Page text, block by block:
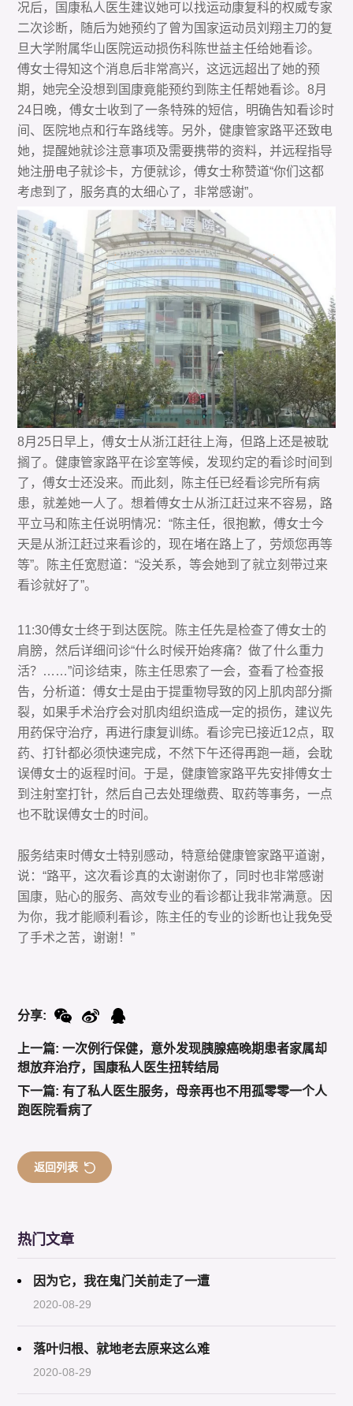
况后，国康私人医生建议她可以找运动康复科的权威专家
二次诊断，随后为她预约了曾为国家运动员刘翔主刀的复
旦大学附属华山医院运动损伤科陈世益主任给她看诊。
傅女士得知这个消息后非常高兴，这远远超出了她的预
期，她完全没想到国康竟能预约到陈主任帮她看诊。8月
24日晚，傅女士收到了一条特殊的短信，明确告知看诊时
间、医院地点和行车路线等。另外，健康管家路平还致电
她，提醒她就诊注意事项及需要携带的资料，并远程指导
她注册电子就诊卡，方便就诊，傅女士称赞道“你们这都
考虑到了，服务真的太细心了，非常感谢”。
8月25日早上，傅女士从浙江赶往上海，但路上还是被耽
搁了。健康管家路平在诊室等候，发现约定的看诊时间到
了，傅女士还没来。而此刻，陈主任已经看诊完所有病
患，就差她一人了。想着傅女士从浙江赶过来不容易，路
平立马和陈主任说明情况：“陈主任，很抱歉，傅女士今
天是从浙江赶过来看诊的，现在堵在路上了，劳烦您再等
等”。陈主任宽慰道：“没关系，等会她到了就立刻带过来
看诊就好了”。
11:30傅女士终于到达医院。陈主任先是检查了傅女士的
肩膀，然后详细问诊“什么时候开始疼痛？做了什么重力
活？……”问诊结束，陈主任思索了一会，查看了检查报
告，分析道：傅女士是由于提重物导致的冈上肌肉部分撕
裂，如果手术治疗会对肌肉组织造成一定的损伤，建议先
用药保守治疗，再进行康复训练。看诊完已接近12点，取
药、打针都必须快速完成，不然下午还得再跑一趟，会耽
误傅女士的返程时间。于是，健康管家路平先安排傅女士
到注射室打针，然后自己去处理缴费、取药等事务，一点
也不耽误傅女士的时间。
服务结束时傅女士特别感动，特意给健康管家路平道谢，
说：“路平，这次看诊真的太谢谢你了，同时也非常感谢
国康，贴心的服务、高效专业的看诊都让我非常满意。因
为你，我才能顺利看诊，陈主任的专业的诊断也让我免受
了手术之苦，谢谢！”
上一篇: 一次例行保健，意外发现胰腺癌晚期患者家属却
想放弃治疗，国康私人医生扭转结局
下一篇: 有了私人医生服务，母亲再也不用孤零零一个人
跑医院看病了
分享:
返回列表
热门文章
因为它，我在鬼门关前走了一遭
2020-08-29
落叶归根、就地老去原来这么难
2020-08-29